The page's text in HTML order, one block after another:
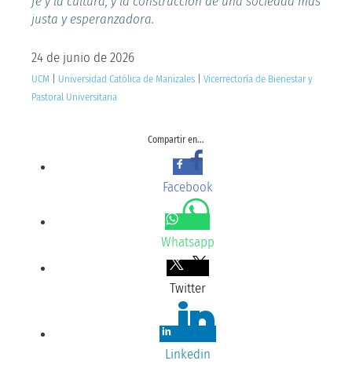
justa y esperanzadora.
24 de junio de 2026
UCM Universidad Católica de Manizales
Vicerrectoría de Bienestar y
Pastoral Universitaria
Compartir en...
Facebook
Whatsapp
Twitter
Linkedin